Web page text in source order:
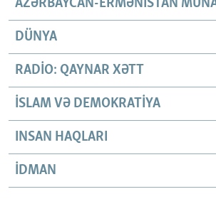
AZƏRBAYCAN-ERMƏNISTAN
DÜNYA
RADIO: QAYNAR XƏTT
İSLAM VƏ DEMOKRATIYA
INSAN HAQLARI
İDMAN